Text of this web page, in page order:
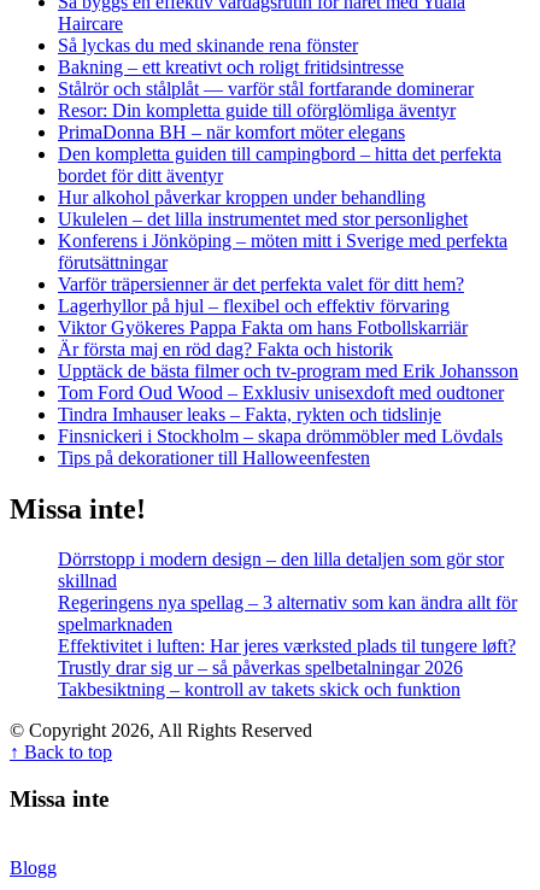
Haircare
Så lyckas du med skinande rena fönster
Bakning – ett kreativt och roligt fritidsintresse
Stålrör och stålplåt — varför stål fortfarande dominerar
Resor: Din kompletta guide till oförglömliga äventyr
PrimaDonna BH – när komfort möter elegans
Den kompletta guiden till campingbord – hitta det perfekta
bordet för ditt äventyr
Hur alkohol påverkar kroppen under behandling
Ukulelen – det lilla instrumentet med stor personlighet
Konferens i Jönköping – möten mitt i Sverige med perfekta
förutsättningar
Varför träpersienner är det perfekta valet för ditt hem?
Lagerhyllor på hjul – flexibel och effektiv förvaring
Viktor Gyökeres Pappa Fakta om hans Fotbollskarriär
Är första maj en röd dag? Fakta och historik
Upptäck de bästa filmer och tv-program med Erik Johansson
Tom Ford Oud Wood – Exklusiv unisexdoft med oudtoner
Tindra Imhauser leaks – Fakta, rykten och tidslinje
Finsnickeri i Stockholm – skapa drömmöbler med Lövdals
Tips på dekorationer till Halloweenfesten
Missa inte!
Dörrstopp i modern design – den lilla detaljen som gör stor
skillnad
Regeringens nya spellag – 3 alternativ som kan ändra allt för
spelmarknaden
Effektivitet i luften: Har jeres værksted plads til tungere løft?
Trustly drar sig ur – så påverkas spelbetalningar 2026
Takbesiktning – kontroll av takets skick och funktion
© Copyright 2026, All Rights Reserved
↑ Back to top
Missa inte
Blogg